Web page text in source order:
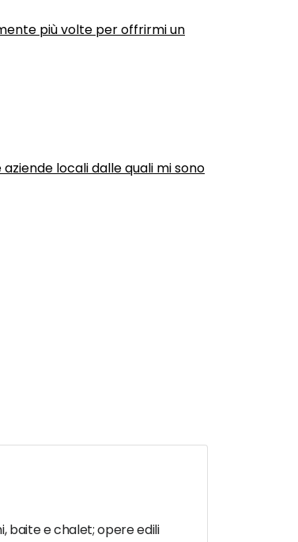
più volte per offrirmi un
locali dalle quali mi sono
baite e chalet; opere edili